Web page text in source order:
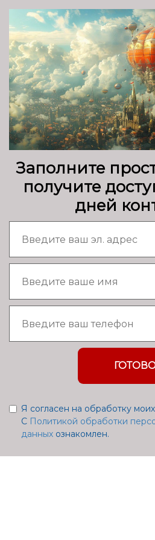
Заполните
получите
дней
Я согласен на обработку
С Политикой обработки
данных ознакомлен.